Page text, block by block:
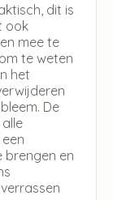
dit is
ook
mee te
te weten
het
De
brengen en